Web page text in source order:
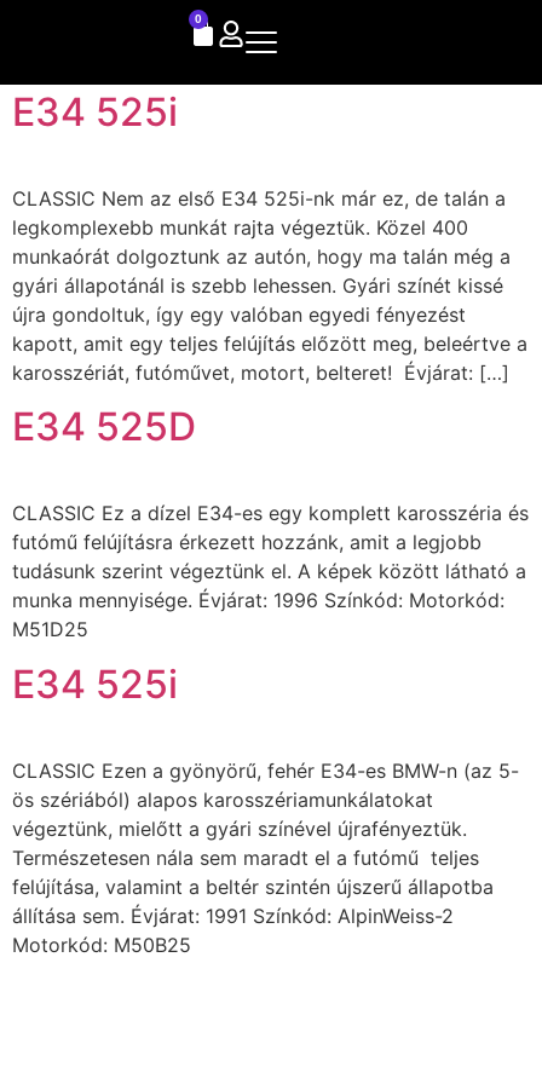
0
E34 525i
CLASSIC Nem az első E34 525i-nk már ez, de talán a
legkomplexebb munkát rajta végeztük. Közel 400
munkaórát dolgoztunk az autón, hogy ma talán még a
gyári állapotánál is szebb lehessen. Gyári színét kissé
újra gondoltuk, így egy valóban egyedi fényezést
kapott, amit egy teljes felújítás előzött meg, beleértve a
karosszériát, futóművet, motort, belteret! Évjárat: […]
E34 525D
CLASSIC Ez a dízel E34-es egy komplett karosszéria és
futómű felújításra érkezett hozzánk, amit a legjobb
tudásunk szerint végeztünk el. A képek között látható a
munka mennyisége. Évjárat: 1996 Színkód: Motorkód:
M51D25
E34 525i
CLASSIC Ezen a gyönyörű, fehér E34-es BMW-n (az 5-
ös szériából) alapos karosszériamunkálatokat
végeztünk, mielőtt a gyári színével újrafényeztük.
Természetesen nála sem maradt el a futómű teljes
felújítása, valamint a beltér szintén újszerű állapotba
állítása sem. Évjárat: 1991 Színkód: AlpinWeiss-2
Motorkód: M50B25